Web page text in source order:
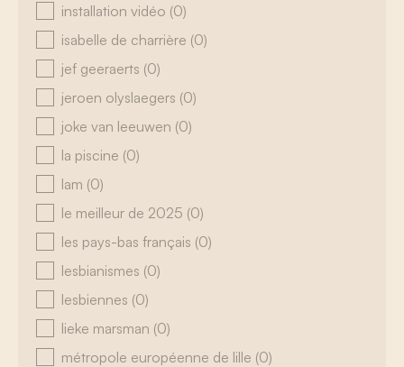
installation vidéo (0)
isabelle de charrière (0)
jef geeraerts (0)
jeroen olyslaegers (0)
joke van leeuwen (0)
la piscine (0)
lam (0)
le meilleur de 2025 (0)
les pays-bas français (0)
lesbianismes (0)
lesbiennes (0)
lieke marsman (0)
métropole européenne de lille (0)